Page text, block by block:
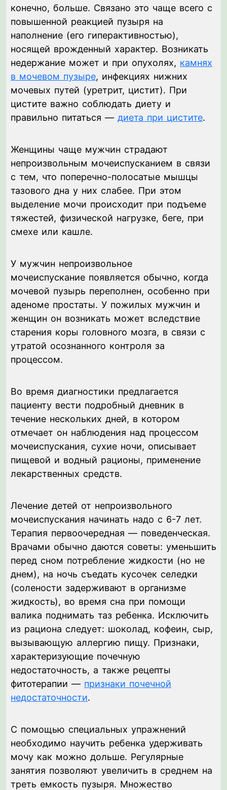
конечно, больше. Связано это чаще всего с
повышенной реакцией пузыря на
наполнение (его гиперактивностью),
носящей врожденный характер. Возникать
недержание может и при опухолях, камнях
в мочевом пузыре, инфекциях нижних
мочевых путей (уретрит, цистит). При
цистите важно соблюдать диету и
правильно питаться — диета при цистите.
Женщины чаще мужчин страдают
непроизвольным мочеиспусканием в связи
с тем, что поперечно-полосатые мышцы
тазового дна у них слабее. При этом
выделение мочи происходит при подъеме
тяжестей, физической нагрузке, беге, при
смехе или кашле.
У мужчин непроизвольное
мочеиспускание появляется обычно, когда
мочевой пузырь переполнен, особенно при
аденоме простаты. У пожилых мужчин и
женщин он возникать может вследствие
старения коры головного мозга, в связи с
утратой осознанного контроля за
процессом.
Во время диагностики предлагается
пациенту вести подробный дневник в
течение нескольких дней, в котором
отмечает он наблюдения над процессом
мочеиспускания, сухие ночи, описывает
пищевой и водный рационы, применение
лекарственных средств.
Лечение детей от непроизвольного
мочеиспускания начинать надо с 6-7 лет.
Терапия первоочередная — поведенческая.
Врачами обычно даются советы: уменьшить
перед сном потребление жидкости (но не
днем), на ночь съедать кусочек селедки
(солености задерживают в организме
жидкость), во время сна при помощи
валика поднимать таз ребенка. Исключить
из рациона следует: шоколад, кофеин, сыр,
вызывающую аллергию пищу. Признаки,
характеризующие почечную
недостаточность, а также рецепты
фитотерапии — признаки почечной
недостаточности.
С помощью специальных упражнений
необходимо научить ребенка удерживать
мочу как можно дольше. Регулярные
занятия позволяют увеличить в среднем на
треть емкость пузыря. Множество